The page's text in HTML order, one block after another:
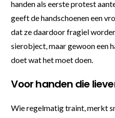
handen als eerste protest
geeft de handschoenen een
dat ze daardoor fragiel
sierobject, maar gewoon een
doet wat het moet doen.
Voor handen die
Wie regelmatig traint, merkt